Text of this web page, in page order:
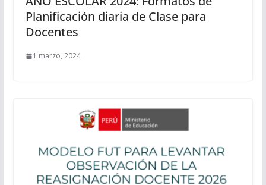
Planificación diaria de Clase para
Docentes
1 marzo, 2024